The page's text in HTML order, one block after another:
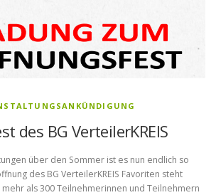
des BG VerteilerKREIS
über den Sommer ist es nun endlich so
des BG VerteilerKREIS Favoriten steht
als 300 Teilnehmerinnen und Teilnehmern